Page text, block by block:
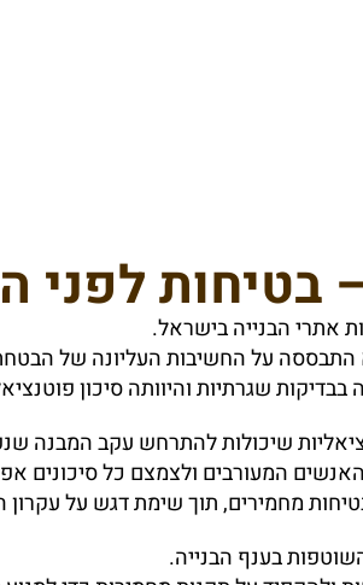
בטיחות לפני
אתרי הבנייה בישראל.
על החשיבות העליונה של הבטחת
שגרתיות והיוותה סיכון
שיכולות להתרחש עקב המבנה
המעורבים ולצמצם כל סיכונים
מחמירים, תוך שימת דגש על
בענף הבנייה.